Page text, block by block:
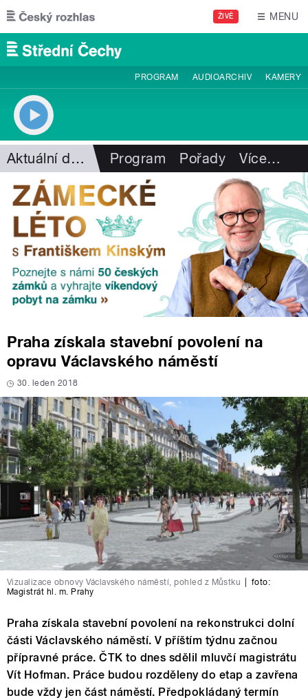
Přejít k hlavnímu obsahu
ŽIVĚ MENU
PROGRAM AUDIOARCHIV KAMERY
Aktuální dění Program Pořady Více…
Praha získala stavební povolení na
opravu Václavského náměstí
30. leden 2018
Vizualizace obnovy Václavského náměstí, pohled z Můstku
foto:
Magistrát hl. m. Prahy
Praha získala stavební povolení na rekonstrukci dolní
části Václavského náměstí. V příštím týdnu začnou
přípravné práce. ČTK to dnes sdělil mluvčí magistrátu
Vít Hofman. Práce budou rozděleny do etap a zavřena
bude vždy jen část náměstí. Předpokládaný termín